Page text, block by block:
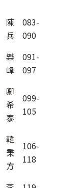
陳
兵
083-
090
樂
峰
091-
097
卿
希
泰
099-
105
韓
秉
方
106-
118